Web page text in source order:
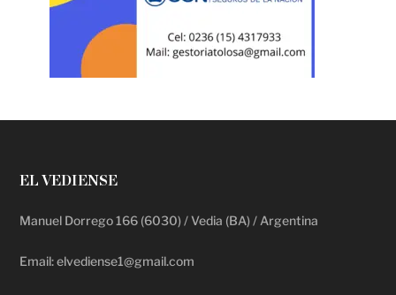
EL VEDIENSE
Manuel Dorrego 166 (6030) / Vedia (BA) / Argentina
Email: elvediense1@gmail.com